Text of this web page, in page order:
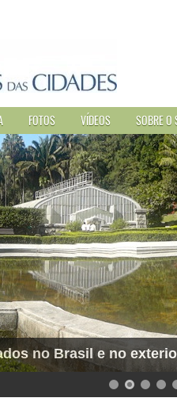
FOTOS VÍDEOS SOBRE O
no Brasil e no